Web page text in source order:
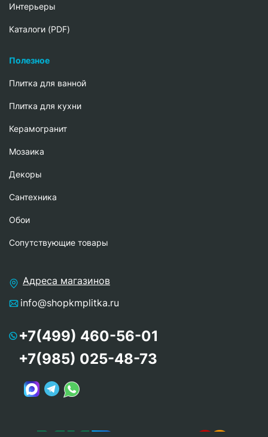
Интерьеры
Каталоги (PDF)
Полезное
Плитка для ванной
Плитка для кухни
Керамогранит
Мозаика
Декоры
Сантехника
Обои
Сопутствующие товары
Адреса магазинов
info@shopkmplitka.ru
+7(499) 460-56-01
+7(985) 025-48-73